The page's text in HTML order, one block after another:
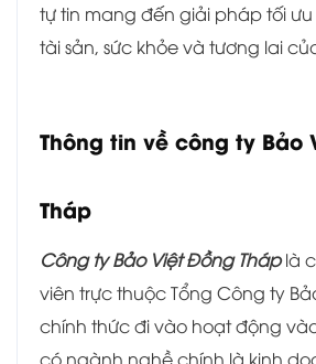
tự tin mang đến giải pháp tối
tài sản, sức khỏe và tương lai
Thông tin về công ty Bảo
Tháp
Công ty Bảo Việt Đồng Tháplà
viên trực thuộc Tổng Công ty
chính thức đi vào hoạt động
có ngành nghề chính là kinh